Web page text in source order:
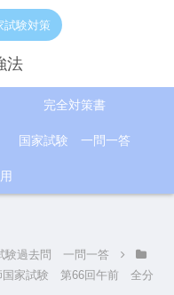
験対策
法
完全対策書
国家試験 一問一答
験過去問 一問一答
国家試験 第66回午前 全分